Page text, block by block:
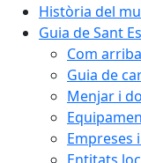
Història del
Guia de Sant
Com
Guia de
Menjar i
Empreses